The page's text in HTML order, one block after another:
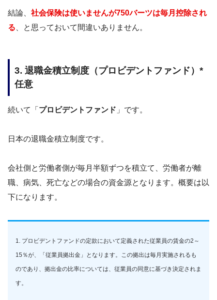
結論、 社会保険は使いませんが750バーツは毎月控除され
る 、と思っておいて間違いありません。
3. 退職金積立制度（プロビデントファンド）*
任意
続いて「 プロビデントファンド 」です。
日本の退職金積立制度です。
会社側と労働者側が毎月半額ずつを積立て、労働者が離
職、病気、死亡などの場合の資金源となります。概要は以
下になります。
1. プロビデントファンドの定款において定義された従業員の賃金の2～
15％が、「従業員拠出金」となります。この拠出は毎月実施されるも
のであり、拠出金の比率については、従業員の同意に基づき決定されま
す。